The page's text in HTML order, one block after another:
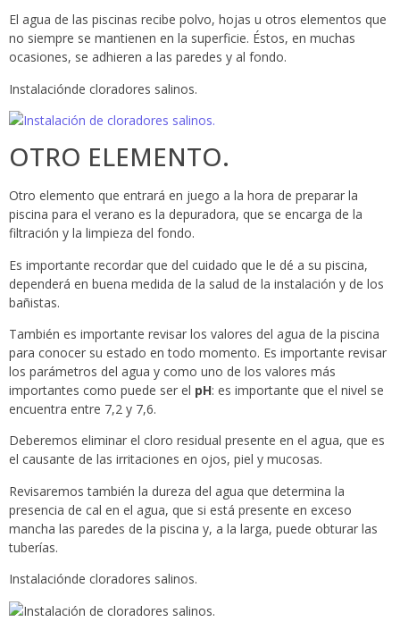
El agua de las piscinas recibe polvo, hojas u otros elementos que
no siempre se mantienen en la superficie. Éstos, en muchas
ocasiones, se adhieren a las paredes y al fondo.
Instalaciónde cloradores salinos.
OTRO ELEMENTO.
Otro elemento que entrará en juego a la hora de preparar la
piscina para el verano es la depuradora, que se encarga de la
filtración y la limpieza del fondo.
Es importante recordar que del cuidado que le dé a su piscina,
dependerá en buena medida de la salud de la instalación y de los
bañistas.
También es importante revisar los valores del agua de la piscina
para conocer su estado en todo momento. Es importante revisar
los parámetros del agua y como uno de los valores más
importantes como puede ser el pH: es importante que el nivel se
encuentra entre 7,2 y 7,6.
Deberemos eliminar el cloro residual presente en el agua, que es
el causante de las irritaciones en ojos, piel y mucosas.
Revisaremos también la dureza del agua que determina la
presencia de cal en el agua, que si está presente en exceso
mancha las paredes de la piscina y, a la larga, puede obturar las
tuberías.
Instalaciónde cloradores salinos.